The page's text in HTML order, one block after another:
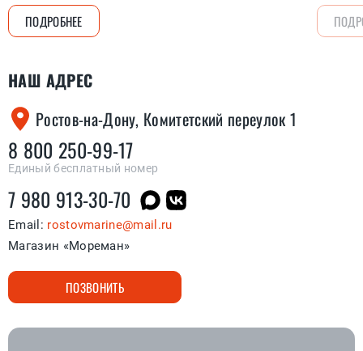
ПОДРОБНЕЕ
НАШ АДРЕС
Ростов-на-Дону, Комитетский переулок 1
8 800 250-99-17
Единый бесплатный номер
7 980 913-30-70
Email: rostovmarine@mail.ru
Магазин «Мореман»
ПОЗВОНИТЬ